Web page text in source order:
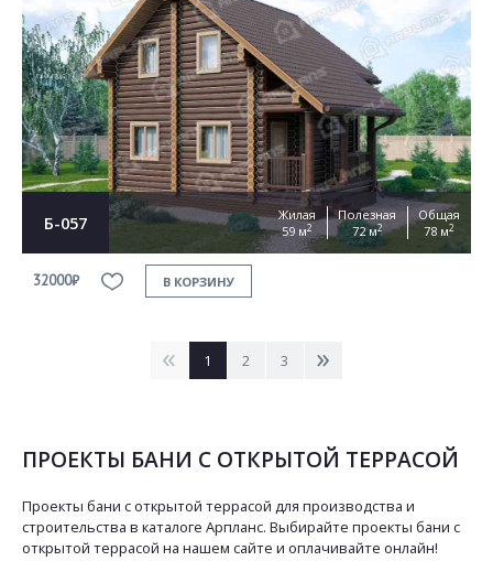
Б-057
Жилая
59 м2
Полезная
72 м2
Общая
78 м2
32000₽ В КОРЗИНУ
< 1 2 3 >
ПРОЕКТЫ БАНИ С ОТКРЫТОЙ ТЕРРАСОЙ
Проекты бани с открытой террасой для производства и
строительства в каталоге Арпланс. Выбирайте проекты бани с
открытой террасой на нашем сайте и оплачивайте онлайн!